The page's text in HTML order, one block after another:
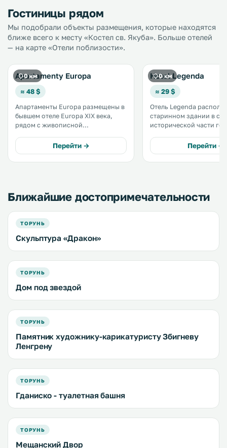
Гостиницы рядом
Мы подобрали объекты размещения, которые находятся
ближе всего к месту «Костел св. Якуба». Больше отелей
— на карте «Отели поблизости».
0 км
Apartamenty Europa
≈ 48 $
Апартаменты Europa размещены в
бывшем отеле Europa XIX века,
рядом с живописной
площадью в Старом городе
Торуня и в 400 метрах от
набережной Филядельфийский
Перейти →
0 км
Hotel Legenda
≈ 29 $
Отель Legenda
старинном здании в
исторической части
ресторан, бар иПерейти →
Ближайшие достопримечательности
ТОРУНЬ
Скульптура «Дракон»
ТОРУНЬ
Дом под звездой
ТОРУНЬ
Памятник художнику-карикатуристу Збигневу
Ленгрену
ТОРУНЬ
Гданиско - туалетная башня
ТОРУНЬ
Мещанский Двор